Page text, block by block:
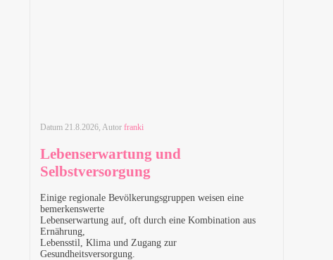
Datum 21.8.2026, Autor franki
Lebenserwartung und
Selbstversorgung
Einige regionale Bevölkerungsgruppen weisen eine
bemerkenswerte
Lebenserwartung auf, oft durch eine Kombination aus
Ernährung,
Lebensstil, Klima und Zugang zur
Gesundheitsversorgung.